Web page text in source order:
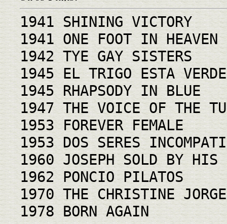
1941 SHINING VICTORY
1941 ONE FOOT IN HEAVEN
1942 TYE GAY SISTERS
1945 EL TRIGO ESTA VERDE
1945 RHAPSODY IN BLUE
1947 THE VOICE OF THE
1953 FOREVER FEMALE
1953 DOS SERES
1960 JOSEPH SOLD BY HIS
1962 PONCIO PILATOS
1970 THE CHRISTINE
1978 BORN AGAIN